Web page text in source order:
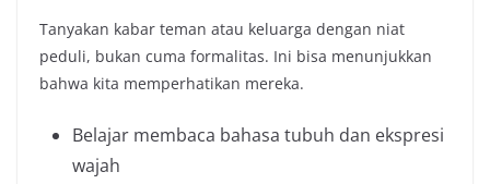
Tanyakan kabar teman atau keluarga dengan niat
peduli, bukan cuma formalitas. Ini bisa menunjukkan
bahwa kita memperhatikan mereka.
Belajar membaca bahasa tubuh dan ekspresi
wajah